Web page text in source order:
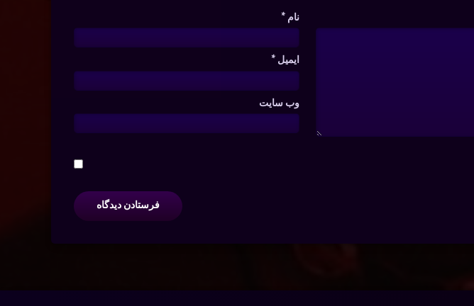
نام *
ایمیل *
وب‌ سایت